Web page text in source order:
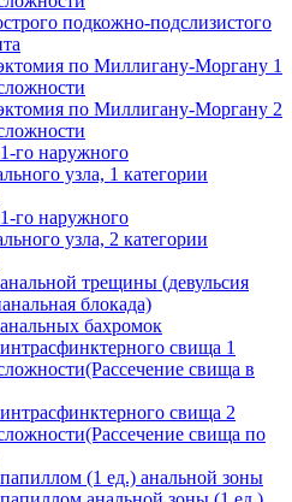
подкожно-подслизистого
по Миллигану-Моргану 1
по Миллигану-Моргану 2
го наружного
узла, 1 категории
го наружного
узла, 2 категории
трещины (девульсия
блокада)
бахромок
свища 1
свища в
свища 2
свища по
(1 ед.) анальной зоны